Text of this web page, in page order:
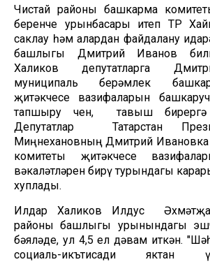
Чистай районы башкарма
беренче урынбасары итеп ТР
саклау һәм алардан файдалану
башлыгы Дмитрий Иванов
Халиков депутатларга
муниципаль берәмлек
җитәкчесе вазифаларын
тапшыру өчен, тавыш бирергә
Депутатлар Татарстан
Миңнехановның Дмитрий
комитеты җитәкчесе
вәкаләтләрен бирү турындагы
хуплады.
Илдар Халиков Илдус
районы башлыгы урынындагы
бәяләде, ул 4,5 ел дәвам иткән.
социаль-икътисади яктан